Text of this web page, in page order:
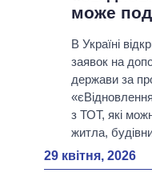
може
В Україні
заявок на
держави за
з ТОТ, які
житла,
29 квітня, 2026